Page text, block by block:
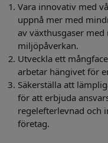
Vara innovativ med
uppnå mer med
av växthusgaser
miljöpåverkan.
Utveckla ett
arbetar hängivet för
Säkerställa att
för att erbjuda
regelefterlevnad och
företag.